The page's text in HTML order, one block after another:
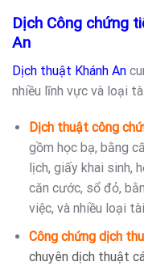
Dịch Công chứng
An
Dịch thuật Khánh An
nhiều lĩnh vực và loại
Dịch thuật công
gồm học bạ, bằng
lịch, giấy khai sinh,
căn cước, sổ đỏ,
việc, và nhiều loại
Công chứng dịch
chuyên dịch thuật